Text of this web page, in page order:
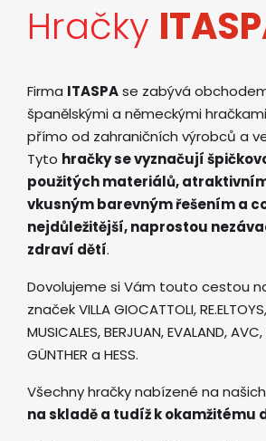
Hračky
Firma ITASPAse zabývá
španělskými a německými
přímo od zahraničních výrobců a
Tyto hračky se vyznačují
použitých materiálů,
vkusným barevným řešením a
nejdůležitější, naprostou
zdraví dětí.
Dovolujeme si Vám touto cestou
značek VILLA GIOCATTOLI,
MUSICALES, BERJUAN, EVALAND,
GÜNTHER a HESS.
Všechny hračky nabízené na
na skladě a tudíž k okamžitému